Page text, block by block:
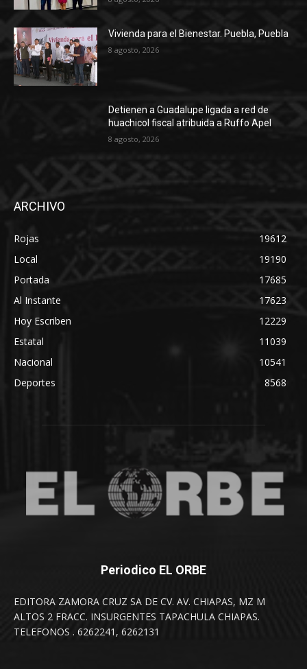
Vivienda para el Bienestar. Puebla, Puebla
8 agosto, 2026
Detienen a Guadalupe ligada a red de
huachicol fiscal atribuida a Ruffo Apel
8 agosto, 2026
ARCHIVO
Rojas
19612
Local
19190
Portada
17685
Al Instante
17623
Hoy Escriben
12229
Estatal
11039
Nacional
10541
Deportes
8568
Periodico EL ORBE
EDITORA ZAMORA CRUZ SA DE CV. AV. CHIAPAS, MZ M
ALTOS 2 FRACC. INSURGENTES TAPACHULA CHIAPAS.
TELEFONOS . 6262241, 6262131